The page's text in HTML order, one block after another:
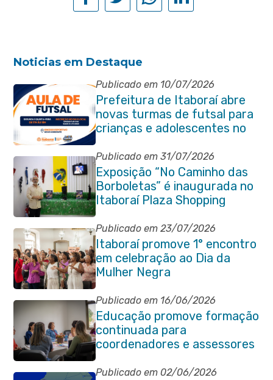
Noticias em Destaque
Publicado em 10/07/2026
Prefeitura de Itaboraí abre
novas turmas de futsal para
crianças e adolescentes no
Novo Horizonte
Publicado em 31/07/2026
Exposição “No Caminho das
Borboletas” é inaugurada no
Itaboraí Plaza Shopping
Publicado em 23/07/2026
Itaboraí promove 1° encontro
em celebração ao Dia da
Mulher Negra
Publicado em 16/06/2026
Educação promove formação
continuada para
coordenadores e assessores
escolares da rede municipal
Publicado em 02/06/2026